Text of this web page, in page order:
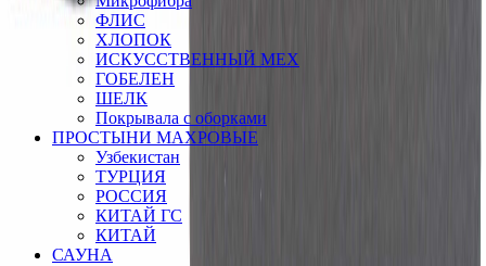
ФЛИС
ХЛОПОК
ИСКУССТВЕННЫЙ МЕХ
ГОБЕЛЕН
ШЕЛК
Покрывала с оборками
ПРОСТЫНИ МАХРОВЫЕ
Узбекистан
ТУРЦИЯ
РОССИЯ
КИТАЙ ГС
КИТАЙ
САУНА